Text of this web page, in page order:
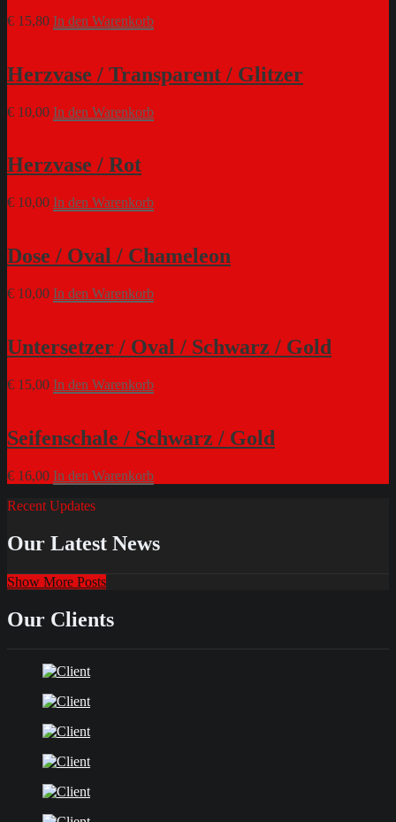
€ 15,80 In den Warenkorb
Herzvase / Transparent / Glitzer
€ 10,00 In den Warenkorb
Herzvase / Rot
€ 10,00 In den Warenkorb
Dose / Oval / Chameleon
€ 10,00 In den Warenkorb
Untersetzer / Oval / Schwarz / Gold
€ 15,00 In den Warenkorb
Seifenschale / Schwarz / Gold
€ 16,00 In den Warenkorb
Recent Updates
Our Latest News
Show More Posts
Our Clients